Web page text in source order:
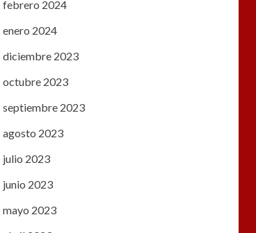
febrero 2024
enero 2024
diciembre 2023
octubre 2023
septiembre 2023
agosto 2023
julio 2023
junio 2023
mayo 2023